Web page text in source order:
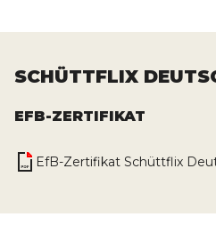
SCHÜTTFLIX
EFB-ZERTIFIKAT
EfB-Zertifikat Schüttflix